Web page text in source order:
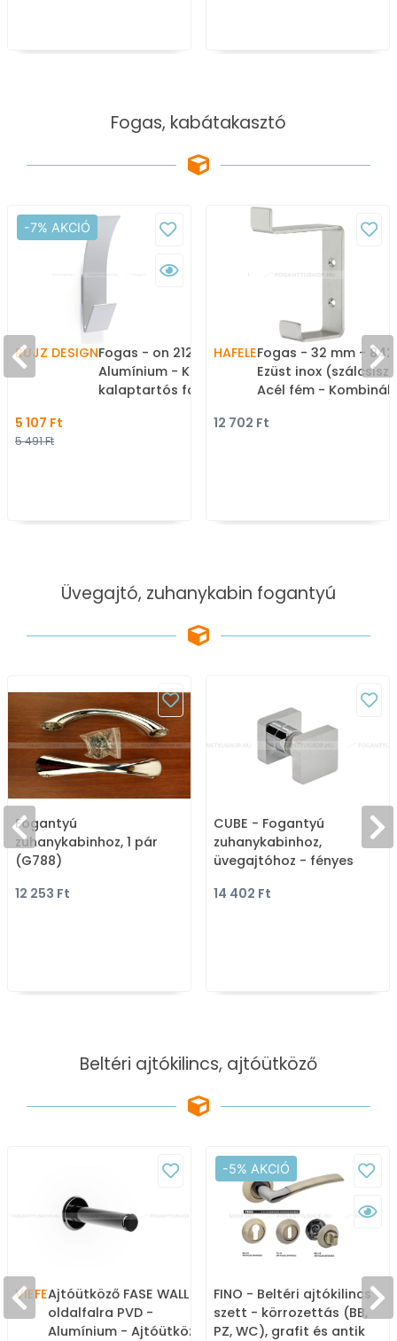
Fogas, kabátakasztó
-7% AKCIÓ
RUJZ DESIGNFogas - on 2121 -
Alumínium - Kombinált,
kalaptartós fogas
5 107 Ft
5 491 Ft
HAFELEFogas - 32 mm -
Ezüst inox
Acél fém -
12 702 Ft
Üvegajtó, zuhanykabin fogantyú
Fogantyú
zuhanykabinhoz, 1 pár
(G788)
12 253 Ft
CUBE - Fogantyú
zuhanykabinhoz,
üvegajtóhoz - fényes
14 402 Ft
Beltéri ajtókilincs, ajtóütköző
VIEFEAjtóütköző FASE WALL
oldalfalra PVD -
Alumínium - Ajtóütköző,
-5% AKCIÓ
FINO - Beltéri ajtókilincs
szett - körrozettás (BB,
PZ, WC), grafit és antik